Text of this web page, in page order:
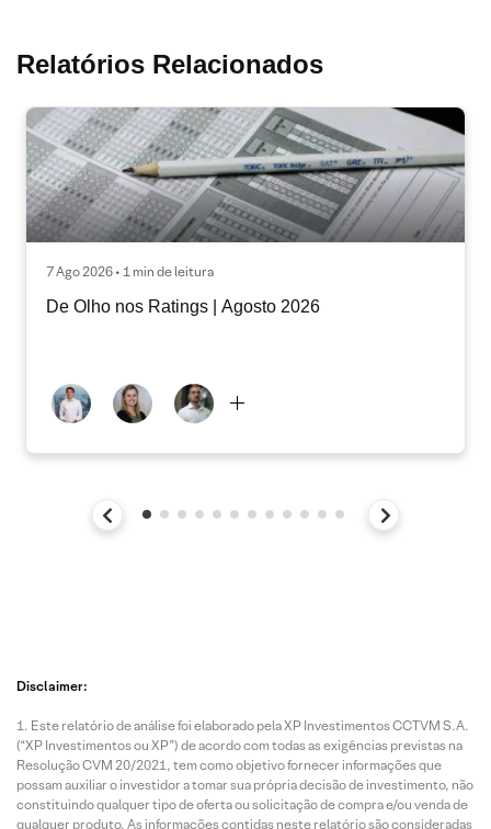
Relatórios Relacionados
7 Ago 2026 • 1 min de leitura
De Olho nos Ratings | Agosto 2026
Disclaimer:
Este relatório de análise foi elaborado pela XP Investimentos CCTVM S.A.
(“XP Investimentos ou XP”) de acordo com todas as exigências previstas na
Resolução CVM 20/2021, tem como objetivo fornecer informações que
possam auxiliar o investidor a tomar sua própria decisão de investimento, não
constituindo qualquer tipo de oferta ou solicitação de compra e/ou venda de
qualquer produto. As informações contidas neste relatório são consideradas